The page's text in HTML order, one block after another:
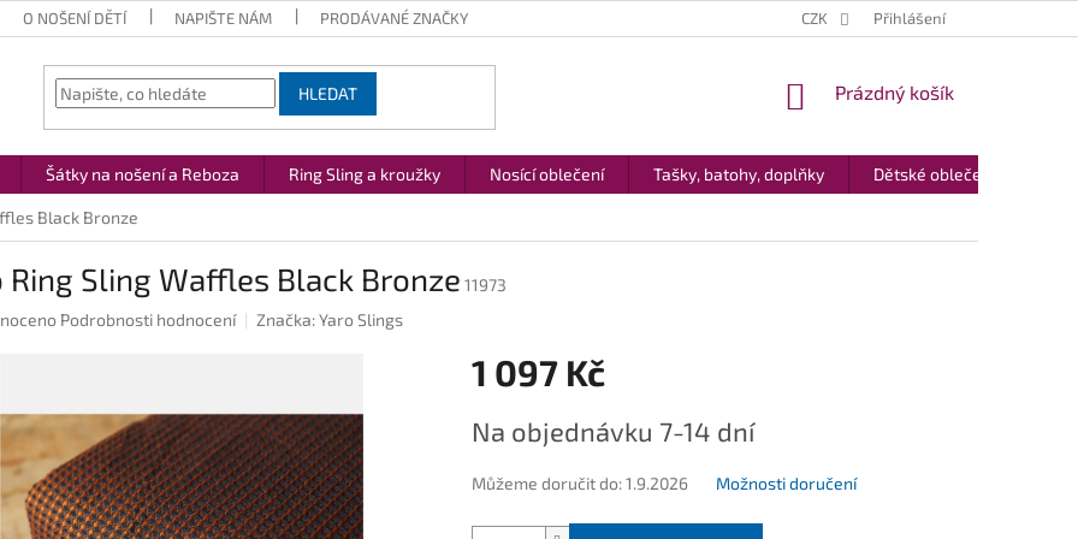
O NOŠENÍ DĚTÍ NAPIŠTE NÁM PRODÁVANÉ ZNAČKY CZK Přihlášení
HLEDAT
NÁKUPNÍ
Prázdný košík
Šátky na nošení a Reboza Ring Sling a kroužky Nosící oblečení Tašky, batohy, doplňky Dětské oblečení
Black Bronze
Ring Sling Waffles Black Bronze 11973
Podrobnosti hodnocení Značka:Yaro Slings
1 097 Kč
cena:
Na objednávku 7-14 dní
Můžeme doručit do: 1.9.2026 Možnosti doručení